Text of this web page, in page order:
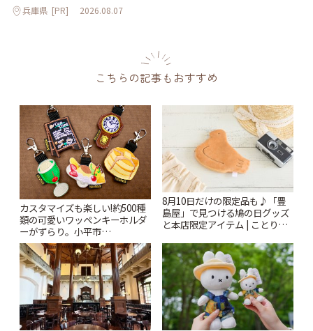
兵庫県 [PR] 2026.08.07
こちらの記事もおすすめ
カスタマイズも楽しい!約500種
類の可愛いワッペンキーホルダ
ーがずらり。小平市
「Kimamaya T&K」 | ことりっ
ぷ
8月10日だけの限定品も♪「豊
島屋」で見つける鳩の日グッズ
と本店限定アイテム | ことりっ